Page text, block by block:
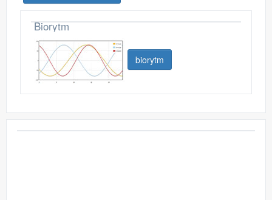
Biorytm
biorytm